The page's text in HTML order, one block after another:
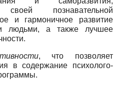
своей познавательной
и гармоничное развитие
людьми, а также лучшее
, что позволяет
в содержание психолого-